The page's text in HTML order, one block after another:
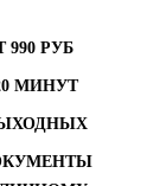
РУБ
МИНУТ